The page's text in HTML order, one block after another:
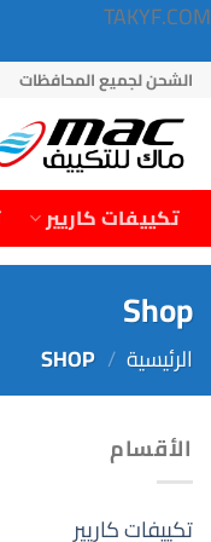
TAKYF.COM
تخطي
للمحتوى
الشحن لجميع المحافظات
تكييفات كاريير
Shop
الرئيسية /
الأقسام
تكييفات كاريير